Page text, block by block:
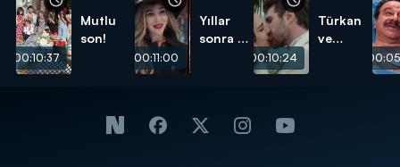
00:10:37
Mutlu
son!
00:11:00
Yıllar
sonra bir
00:10:24
Türkan
ve